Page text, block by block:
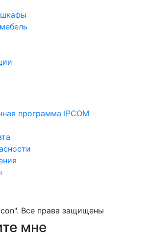
программа IPCOM
Все права защищены
мне